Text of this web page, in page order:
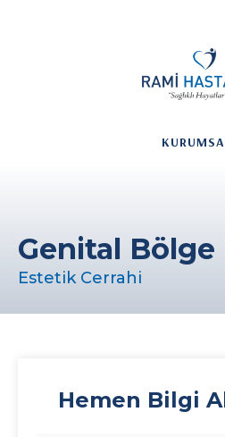
Genital
Estetik Cerrahi
Hemen Bilgi